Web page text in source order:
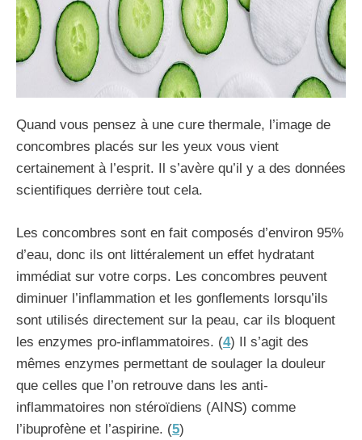
Quand vous pensez à une cure thermale, l’image de
concombres placés sur les yeux vous vient
certainement à l’esprit. Il s’avère qu’il y a des données
scientifiques derrière tout cela.
Les concombres sont en fait composés d’environ 95%
d’eau, donc ils ont littéralement un effet hydratant
immédiat sur votre corps. Les concombres peuvent
diminuer l’inflammation et les gonflements lorsqu’ils
sont utilisés directement sur la peau, car ils bloquent
les enzymes pro-inflammatoires. (4) Il s’agit des
mêmes enzymes permettant de soulager la douleur
que celles que l’on retrouve dans les anti-
inflammatoires non stéroïdiens (AINS) comme
l’ibuprofène et l’aspirine. (5)